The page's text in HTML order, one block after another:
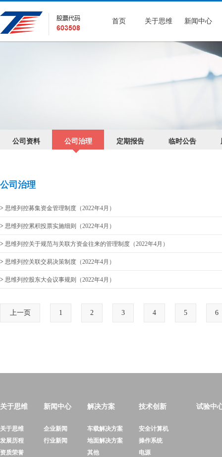
首页 关于思维 新闻中心
公司资料 公司治理 定期报告 临时公告
公司治理
> 思维列控募集资金管理制度（2022年4月）
> 思维列控累积投票实施细则（2022年4月）
> 思维列控关于规范与关联方资金往来的管理制度（2022年4月）
> 思维列控关联交易决策制度（2022年4月）
> 思维列控股东大会议事规则（2022年4月）
上一页 1 2 3 4 5 6
关于思维
关于思维
发展历程
资质荣誉
新闻中心
企业新闻
行业新闻
解决方案
车载解决方案
地面解决方案
其他
技术创新
安全计算机
操作系统
电源
试验中